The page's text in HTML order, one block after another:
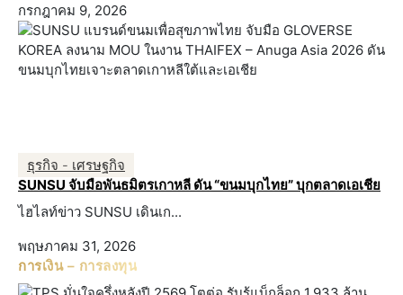
กรกฎาคม 9, 2026
ธุรกิจ - เศรษฐกิจ
SUNSU จับมือพันธมิตรเกาหลี ดัน “ขนมบุกไทย” บุกตลาดเอเชีย
ไฮไลท์ข่าว SUNSU เดินเก...
พฤษภาคม 31, 2026
การเงิน – การลงทุน